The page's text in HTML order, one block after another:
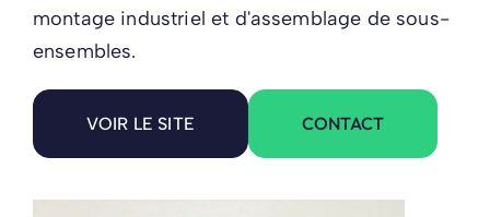
montage industriel et d'assemblage de sous-
ensembles.
VOIR LE SITE CONTACT